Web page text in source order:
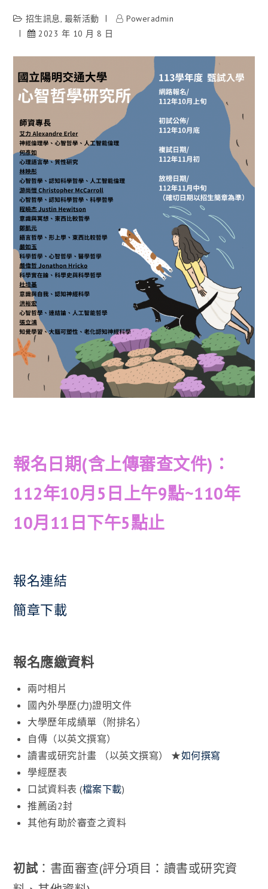
招生訊息, 最新活動
Poweradmin
2023 年 10 月 8 日
報名日期(含上傳審查文件)：
112年10月5日上午9點~110年
10月11日下午5點止
報名連結
簡章下載
報名應繳資料
兩吋相片
國內外學歷(力)證明文件
大學歷年成績單（附排名）
自傳（以英文撰寫）
讀書或研究計畫 （以英文撰寫） ★如何撰寫
學經歷表
口試資料表 (檔案下載)
推薦函2封
其他有助於審查之資料
初試 ：書面審查(評分項目：讀書或研究資